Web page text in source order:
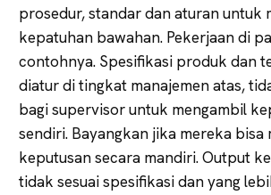
prosedur, standar dan aturan untuk
kepatuhan bawahan. Pekerjaan di
contohnya. Spesifikasi produk dan
diatur di tingkat manajemen atas,
bagi supervisor untuk mengambil
sendiri. Bayangkan jika mereka bisa
keputusan secara mandiri. Output
tidak sesuai spesifikasi dan yang